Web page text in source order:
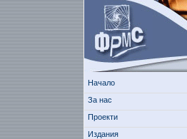
Начало
За нас
Проекти
Издания